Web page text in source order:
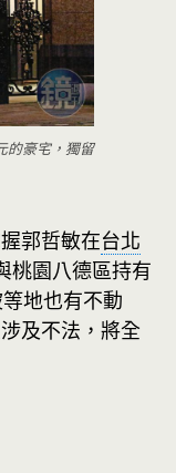
的豪宅，獨留
郭哲敏在台北
桃園八德區持有
地也有不動
及不法，將全